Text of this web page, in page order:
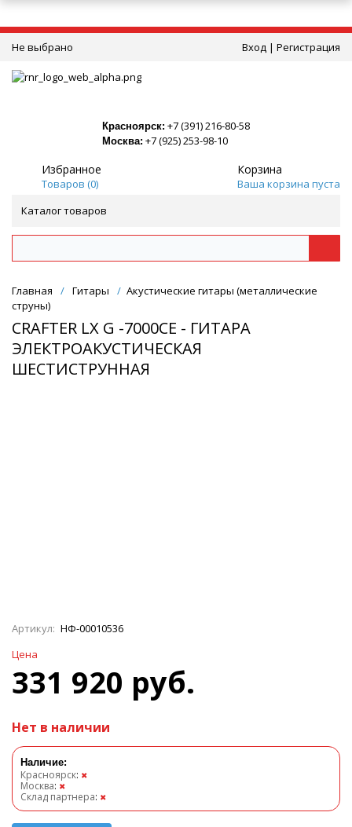
Не выбрано Вход | Регистрация
Красноярск: +7 (391) 216-80-58
Москва: +7 (925) 253-98-10
Избранное
Товаров (0)
Корзина
Ваша корзина пуста
Каталог товаров
Главная / Гитары / Акустические гитары (металлические
струны)
CRAFTER LX G -7000CE - ГИТАРА
ЭЛЕКТРОАКУСТИЧЕСКАЯ
ШЕСТИСТРУННАЯ
Артикул: НФ-00010536
Цена
331 920 руб.
Нет в наличии
Наличие:
Красноярск: ✖
Москва: ✖
Склад партнера: ✖